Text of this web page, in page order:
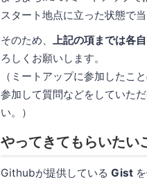
スタート地点に立った状態で
そのため、
上記の項までは各
ろしくお願いします。
（ミートアップに参加したこ
参加して質問などをしていた
い。）
やってきてもらいたい
Githubが提供している Gist